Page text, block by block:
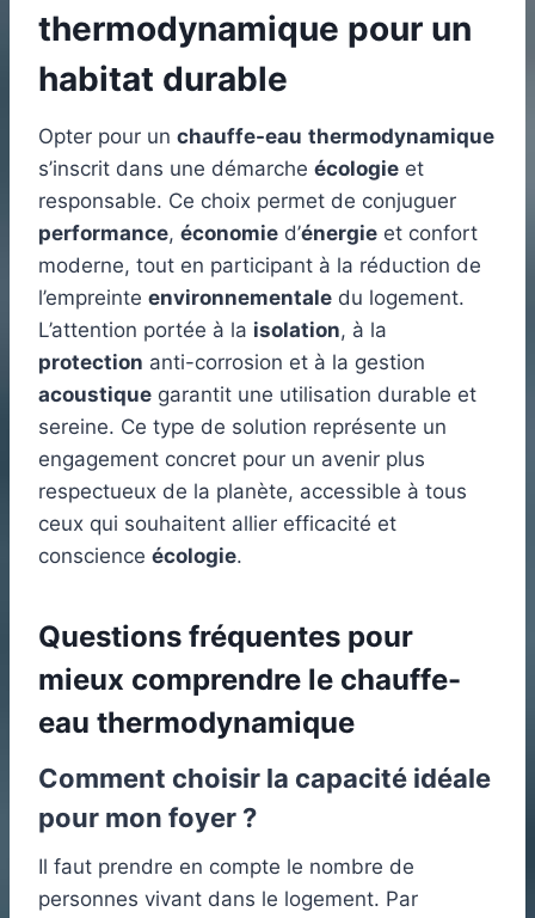
thermodynamique pour un
habitat durable
Opter pour un chauffe-eau thermodynamique
s’inscrit dans une démarche écologie et
responsable. Ce choix permet de conjuguer
performance, économie d’énergie et confort
moderne, tout en participant à la réduction de
l’empreinte environnementale du logement.
L’attention portée à la isolation, à la
protection anti-corrosion et à la gestion
acoustique garantit une utilisation durable et
sereine. Ce type de solution représente un
engagement concret pour un avenir plus
respectueux de la planète, accessible à tous
ceux qui souhaitent allier efficacité et
conscience écologie.
Questions fréquentes pour
mieux comprendre le chauffe-
eau thermodynamique
Comment choisir la capacité idéale
pour mon foyer ?
Il faut prendre en compte le nombre de
personnes vivant dans le logement. Par